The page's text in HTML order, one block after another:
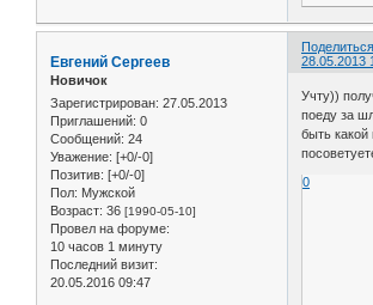
Поделиться
28.05.2013
Евгений Сергеев
Новичок
Зарегистрирован: 27.05.2013
Приглашений: 0
Сообщений: 24
Уважение: [+0/-0]
Позитив: [+0/-0]
Пол: Мужской
Возраст: 36 [1990-05-10]
Провел на форуме:
10 часов 1 минуту
Последний визит:
20.05.2016 09:47
Учту))
поеду за
быть какой
0